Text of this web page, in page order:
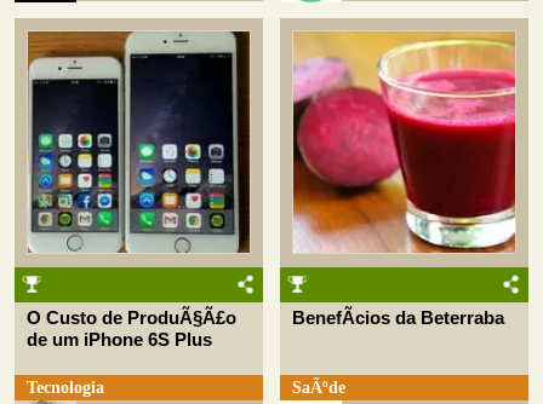
O Custo de ProduÃ§Ã£o
de um iPhone 6S Plus
Tecnologia
BenefÃ­cios da Beterraba
SaÃºde